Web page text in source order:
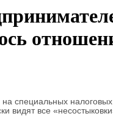
специальных
видят все